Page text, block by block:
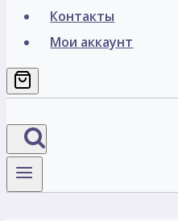
Контакты
Мои аккаунт